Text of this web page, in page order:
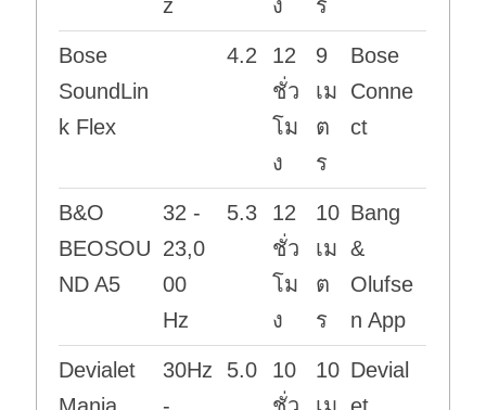
z
ง
ร
Bose
SoundLin
k Flex
4.2
12
ชั่ว
โม
ง
9
เม
ต
ร
Bose
Conne
ct
B&O
BEOSOU
ND A5
32 -
23,0
00
Hz
5.3
12
ชั่ว
โม
ง
10
เม
ต
ร
Bang
&
Olufse
n App
Devialet
30Hz
5.0
10
10 Devial